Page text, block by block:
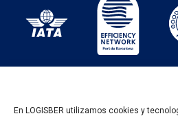
En LOGISBER utilizamos cookies y